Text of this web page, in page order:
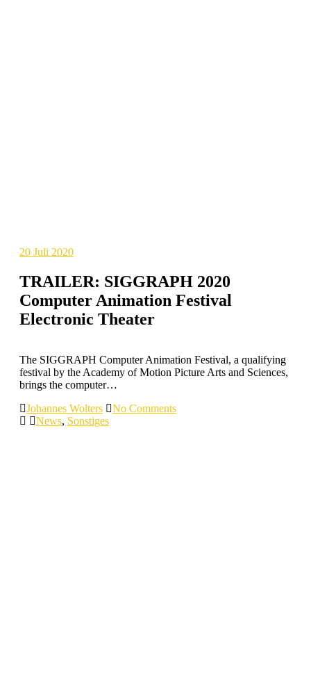
20 Juli 2020
TRAILER: SIGGRAPH 2020
Computer Animation Festival
Electronic Theater
The SIGGRAPH Computer Animation Festival, a qualifying
festival by the Academy of Motion Picture Arts and Sciences,
brings the computer…
Johannes Wolters
No Comments
News, Sonstiges